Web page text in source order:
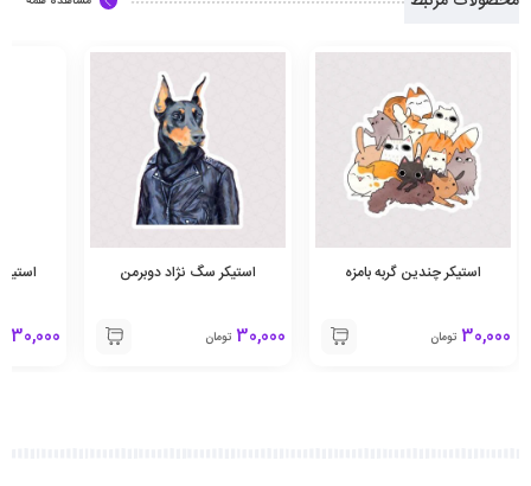
استیکر چندین گربه بامزه
30,000 تومان
استیکر سگ نژاد دوبرمن
30,000 تومان 30,000